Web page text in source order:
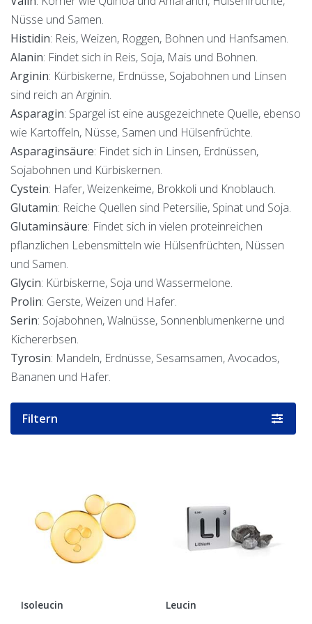
Nüsse und Samen.
Histidin: Reis, Weizen, Roggen, Bohnen und Hanfsamen.
Alanin: Findet sich in Reis, Soja, Mais und Bohnen.
Arginin: Kürbiskerne, Erdnüsse, Sojabohnen und Linsen
sind reich an Arginin.
Asparagin: Spargel ist eine ausgezeichnete Quelle, ebenso
wie Kartoffeln, Nüsse, Samen und Hülsenfrüchte.
Asparaginsäure: Findet sich in Linsen, Erdnüssen,
Sojabohnen und Kürbiskernen.
Cystein: Hafer, Weizenkeime, Brokkoli und Knoblauch.
Glutamin: Reiche Quellen sind Petersilie, Spinat und Soja.
Glutaminsäure: Findet sich in vielen proteinreichen
pflanzlichen Lebensmitteln wie Hülsenfrüchten, Nüssen
und Samen.
Glycin: Kürbiskerne, Soja und Wassermelone.
Prolin: Gerste, Weizen und Hafer.
Serin: Sojabohnen, Walnüsse, Sonnenblumenkerne und
Kichererbsen.
Tyrosin: Mandeln, Erdnüsse, Sesamsamen, Avocados,
Bananen und Hafer.
Filtern
Isoleucin Leucin